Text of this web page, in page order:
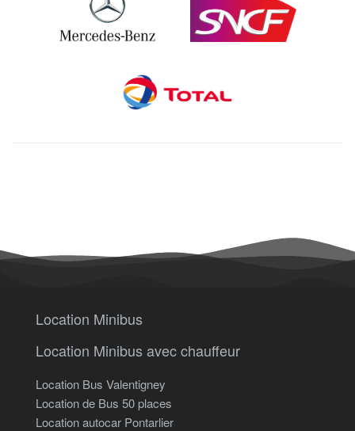
Location Minibus
Location Minibus avec chauffeur
Location Bus Valentigney
Location de Bus 50 places
Location autocar Pontarlier